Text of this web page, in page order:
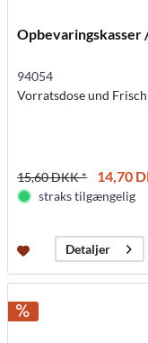
Opbevaringskasser
94054
Vorratsdose und
15,60 DKK * 14,70
straks tilgængelig
Detaljer